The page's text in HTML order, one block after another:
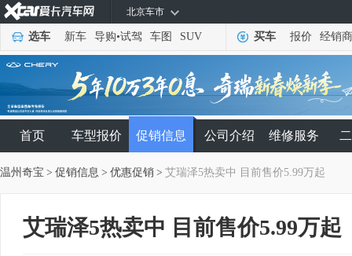
北京车市
选车 新车 导购•试驾 车图 SUV 买车 报价 经销商
首页 车型报价 促销信息 公司介绍 维修服务
温州奇宝 > 促销信息 > 优惠促销 > 艾瑞泽5热卖中 目前售价5.99万起
艾瑞泽5热卖中 目前售价5.99万起